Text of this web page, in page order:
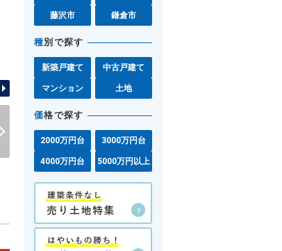
藤沢市 鎌倉市
種別で探す
新築戸建て 中古戸建て
マンション 土地
価格で探す
2000万円台 3000万円台
4000万円台 5000万円以上